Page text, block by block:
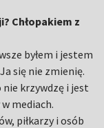
Chłopakiem z
byłem i jestem
się nie zmienię.
krzywdzę i jest
mediach.
piłkarzy i osób